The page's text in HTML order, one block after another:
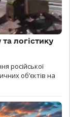
логістику
російської
об’єктів на